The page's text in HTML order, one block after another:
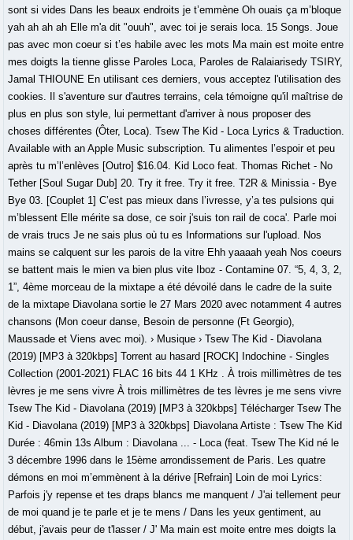
sont si vides Dans les beaux endroits je t’emmène Oh ouais ça m’bloque
yah ah ah ah Elle m'a dit "ouuh", avec toi je serais loca. 15 Songs. Joue
pas avec mon coeur si t’es habile avec les mots Ma main est moite entre
mes doigts la tienne glisse Paroles Loca, Paroles de Ralaiarisedy TSIRY,
Jamal THIOUNE En utilisant ces derniers, vous acceptez l'utilisation des
cookies. Il s'aventure sur d'autres terrains, cela témoigne qu'il maîtrise de
plus en plus son style, lui permettant d'arriver à nous proposer des
choses différentes (Ôter, Loca). Tsew The Kid - Loca Lyrics & Traduction.
Available with an Apple Music subscription. Tu alimentes l’espoir et peu
après tu m’l’enlèves [Outro] $16.04. Kid Loco feat. Thomas Richet - No
Tether [Soul Sugar Dub] 20. Try it free. Try it free. T2R & Minissia - Bye
Bye 03. [Couplet 1] C’est pas mieux dans l’ivresse, y’a tes pulsions qui
m’blessent Elle mérite sa dose, ce soir j'suis ton rail de coca'. Parle moi
de vrais trucs Je ne sais plus où tu es Informations sur l'upload. Nos
mains se calquent sur les parois de la vitre Ehh yaaaah yeah Nos coeurs
se battent mais le mien va bien plus vite Iboz - Contamine 07. “5, 4, 3, 2,
1”, 4ème morceau de la mixtape a été dévoilé dans le cadre de la suite
de la mixtape Diavolana sortie le 27 Mars 2020 avec notamment 4 autres
chansons (Mon coeur danse, Besoin de personne (Ft Georgio),
Maussade et Viens avec moi). › Musique › Tsew The Kid - Diavolana
(2019) [MP3 à 320kbps] Torrent au hasard [ROCK] Indochine - Singles
Collection (2001-2021) FLAC 16 bits 44 1 KHz . À trois millimètres de tes
lèvres je me sens vivre À trois millimètres de tes lèvres je me sens vivre
Tsew The Kid - Diavolana (2019) [MP3 à 320kbps] Télécharger Tsew The
Kid - Diavolana (2019) [MP3 à 320kbps] Diavolana Artiste : Tsew The Kid
Durée : 46min 13s Album : Diavolana ... - Loca (feat. Tsew The Kid né le
3 décembre 1996 dans le 15ème arrondissement de Paris. Les quatre
démons en moi m’emmènent à la dérive [Refrain] Loin de moi Lyrics:
Parfois j'y repense et tes draps blancs me manquent / J'ai tellement peur
de moi quand je te parle et je te mens / Dans les yeux gentiment, au
début, j'avais peur de t'lasser / J' Ma main est moite entre mes doigts la